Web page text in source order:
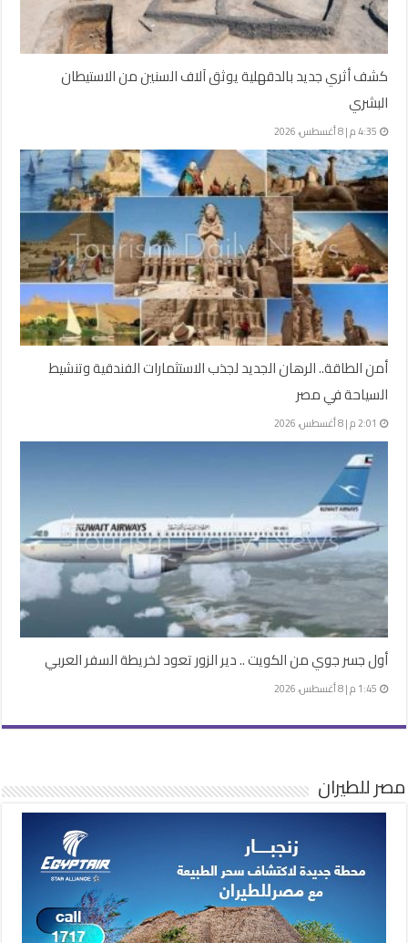
كشف أثري جديد بالدقهلية يوثق آلاف السنين من الاستيطان
البشري
4:35 م | 8 أغسطس، 2026
أمن الطاقة.. الرهان الجديد لجذب الاستثمارات الفندقية وتنشيط
السياحة في مصر
2:01 م | 8 أغسطس، 2026
أول جسر جوي من الكويت .. دير الزور تعود لخريطة السفر العربي
1:45 م | 8 أغسطس، 2026
مصر للطيران